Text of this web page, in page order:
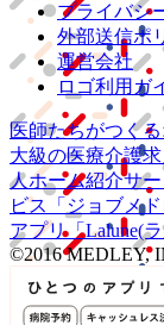
プライバシ
外部送信ポ
運営会社
ロゴ利用ガ
医師たちがつくる
大級の医療介護求
人ホーム紹介サー
ビス
「ジョブメ
アプリ「Lalune(
©2016 MEDLEY,